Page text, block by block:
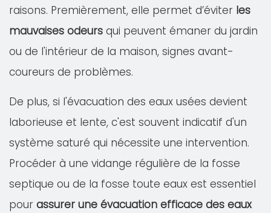
raisons. Premièrement, elle permet d’éviter les
mauvaises odeurs qui peuvent émaner du jardin
ou de l'intérieur de la maison, signes avant-
coureurs de problèmes.
De plus, si l'évacuation des eaux usées devient
laborieuse et lente, c'est souvent indicatif d'un
système saturé qui nécessite une intervention.
Procéder à une vidange régulière de la fosse
septique ou de la fosse toute eaux est essentiel
pour assurer une évacuation efficace des eaux